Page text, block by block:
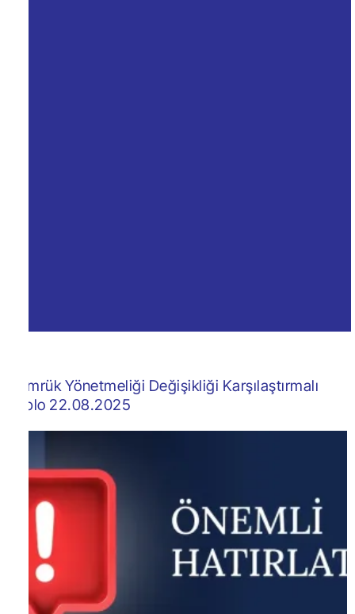
Gümrük Yönetmeliği Değişikliği Karşılaştırmalı
Tablo 22.08.2025